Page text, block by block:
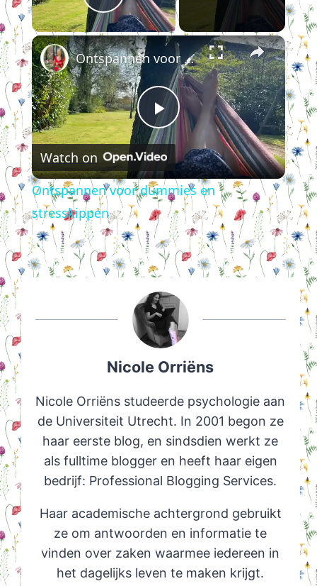
Play Video
×
Play
Video
Ontspannen voor dummies en stresskippen
Watch on
Ontspannen voor dummies en
stresskippen
Nicole Orriëns
Nicole Orriëns studeerde psychologie aan
de Universiteit Utrecht. In 2001 begon ze
haar eerste blog, en sindsdien werkt ze
als fulltime blogger en heeft haar eigen
bedrijf: Professional Blogging Services.
Haar academische achtergrond gebruikt
ze om antwoorden en informatie te
vinden over zaken waarmee iedereen in
het dagelijks leven te maken krijgt.